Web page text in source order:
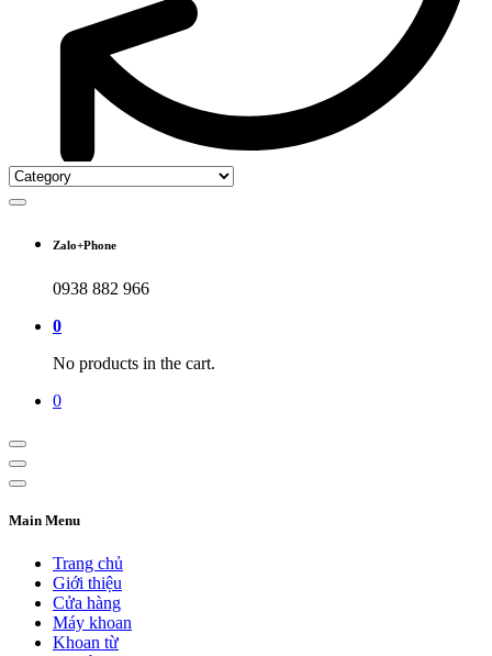
Zalo+Phone
0938 882 966
0
No products in the cart.
0
Main Menu
Trang chủ
Giới thiệu
Cửa hàng
Máy khoan
Khoan từ